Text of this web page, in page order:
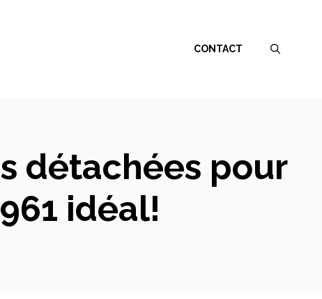
CONTACT
détachées pour
idéal!